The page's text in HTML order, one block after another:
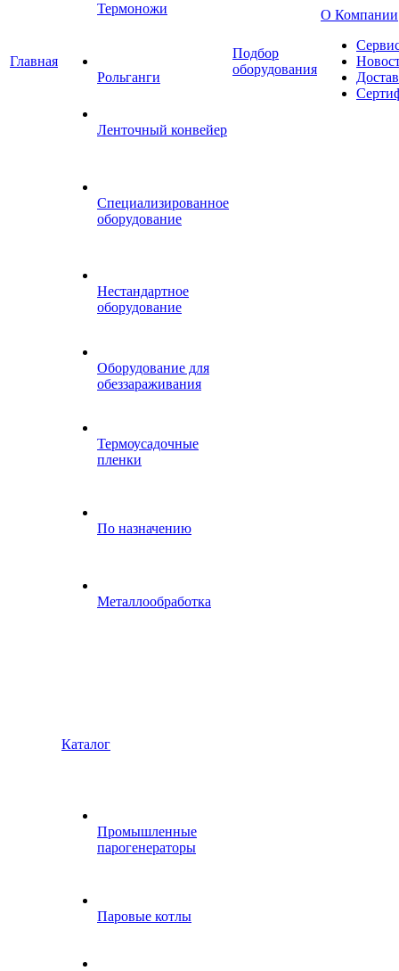
Главная
Термоножи
Рольганги
Ленточный конвейер
Специализированное
оборудование
Нестандартное
оборудование
Оборудование для
обеззараживания
Термоусадочные
пленки
По назначению
Металлообработка
Подбор
оборудования
О Компании
Каталог
Промышленные
парогенераторы
Паровые котлы